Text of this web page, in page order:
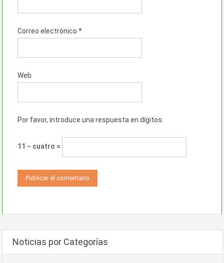
Correo electrónico *
Web
Por favor, introduce una respuesta en dígitos:
11 − cuatro =
Noticias por Categorías